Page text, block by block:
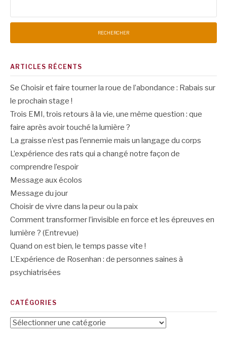
ARTICLES RÉCENTS
Se Choisir et faire tourner la roue de l’abondance : Rabais sur
le prochain stage !
Trois EMI, trois retours à la vie, une même question : que
faire après avoir touché la lumière ?
La graisse n’est pas l’ennemie mais un langage du corps
L’expérience des rats qui a changé notre façon de
comprendre l’espoir
Message aux écolos
Message du jour
Choisir de vivre dans la peur ou la paix
Comment transformer l’invisible en force et les épreuves en
lumière ? (Entrevue)
Quand on est bien, le temps passe vite !
L’Expérience de Rosenhan : de personnes saines à
psychiatrisées
CATÉGORIES
Catégories